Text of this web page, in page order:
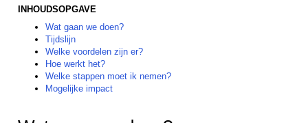
INHOUDSOPGAVE
Wat gaan we doen?
Tijdslijn
Welke voordelen zijn er?
Hoe werkt het?
Welke stappen moet ik nemen?
Mogelijke impact